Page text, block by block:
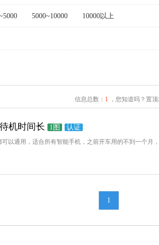
5000~10000 10000以上
信息总数： 1 ，您知道吗？置
机时间长 1图 认证
以通用，适合所有智能手机，之前开车用的不到一个月
1